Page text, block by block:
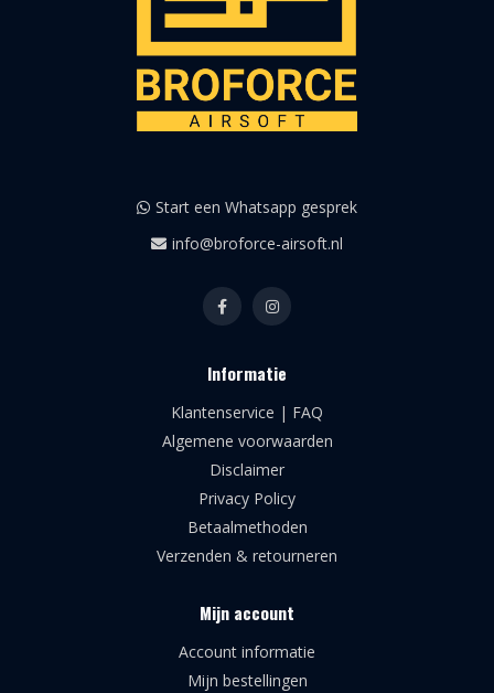
Start een Whatsapp gesprek
info@broforce-airsoft.nl
Informatie
Klantenservice | FAQ
Algemene voorwaarden
Disclaimer
Privacy Policy
Betaalmethoden
Verzenden & retourneren
Mijn account
Account informatie
Mijn bestellingen